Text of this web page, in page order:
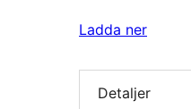
Ladda ner
Detaljer